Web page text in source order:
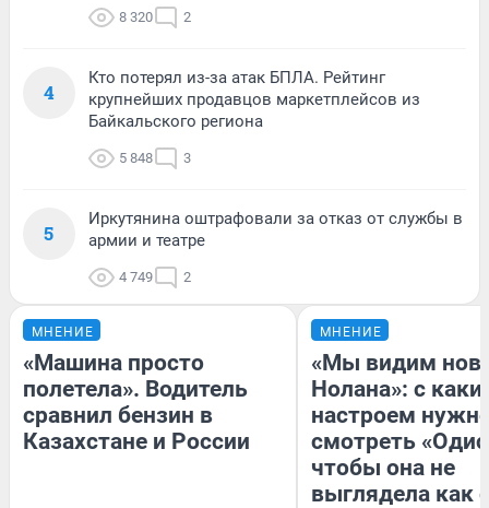
8 320 2
4
Кто потерял из-за атак БПЛА. Рейтинг
крупнейших продавцов маркетплейсов из
Байкальского региона
5 848 3
5
Иркутянина оштрафовали за отказ от службы в
армии и театре
4 749 2
МНЕНИЕ
«Машина просто
полетела». Водитель
сравнил бензин в
Казахстане и России
МНЕНИЕ
«Мы видим
Нолана»: с
настроем
смотреть
чтобы она не
выглядела как